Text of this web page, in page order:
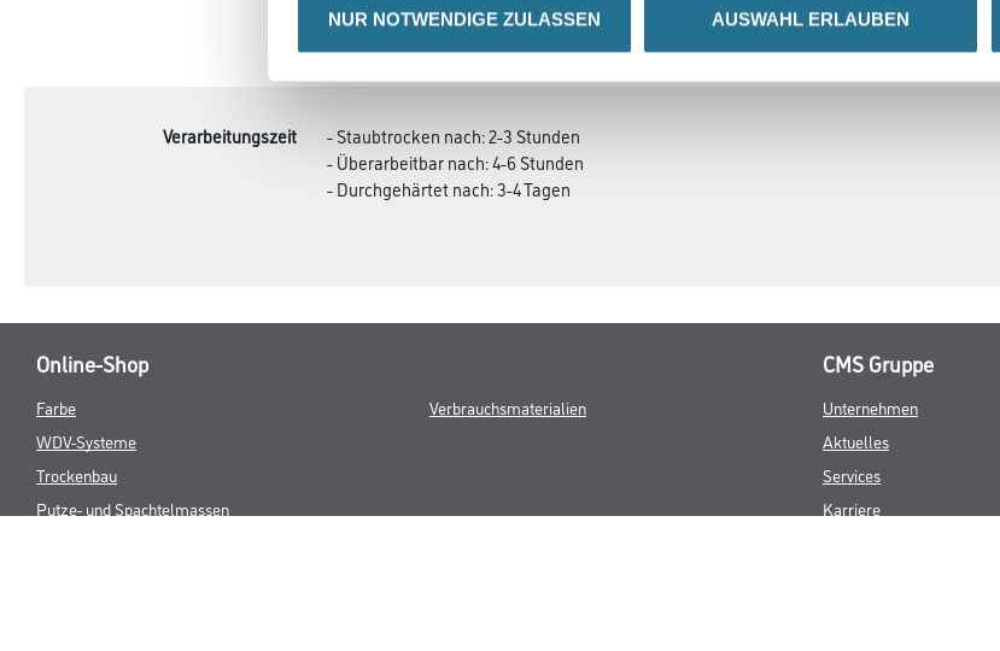
NUR NOTWENDIGE ZULASSEN AUSWAHL ERLAUBEN
CURRENT
TAB:
PRODUKTEIGENSCHAFTEN ZUSATZINFOS
Verarbeitungszeit
- Staubtrocken nach: 2-3 Stunden
- Überarbeitbar nach: 4-6 Stunden
- Durchgehärtet nach: 3-4 Tagen
Online-Shop
Farbe
WDV-Systeme
Trockenbau
Putze- und Spachtelmassen
Verbrauchsmaterialien
CMS Gruppe
Unternehmen
Aktuelles
Services
Karriere